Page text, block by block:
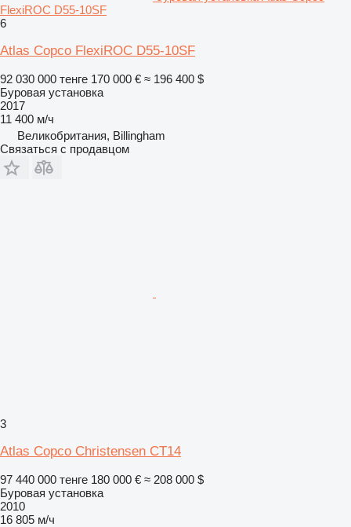
FlexiROC D55-10SF
6
Atlas Copco FlexiROC D55-10SF
92 030 000 тенге 170 000 € ≈ 196 400 $
Буровая установка
2017
11 400 м/ч
Великобритания, Billingham
Связаться с продавцом
3
Atlas Copco Christensen CT14
97 440 000 тенге 180 000 € ≈ 208 000 $
Буровая установка
2010
16 805 м/ч